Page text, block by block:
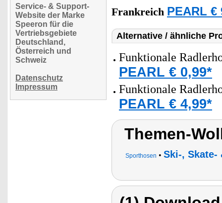
Service- & Support-
Website der Marke
Speeron für die
Vertriebsgebiete
Deutschland,
Österreich und
Schweiz
Datenschutz
Impressum
Frankreich PEARL €
Alternative / ähnliche
Funktionale
PEARL € 0,99*
Funktionale
PEARL € 4,99*
Themen-
Sporthosen • Ski-, Skate-